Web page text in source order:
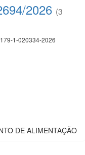
2026 (3
1-020334-2026
DE ALIMENTAÇÃO